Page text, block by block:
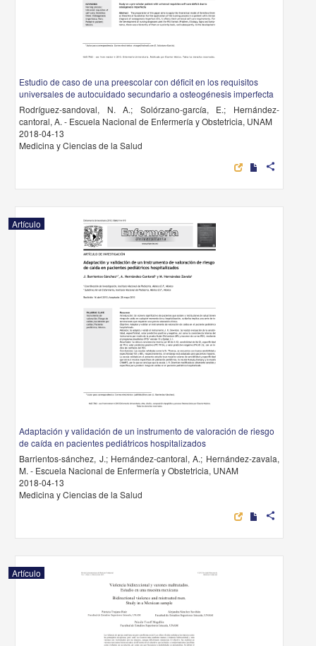
Estudio de caso de una preescolar con déficit en los requisitos
universales de autocuidado secundario a osteogénesis imperfecta
Rodríguez-sandoval, N. A.; Solórzano-garcía, E.; Hernández-
cantoral, A. - Escuela Nacional de Enfermería y Obstetricia, UNAM
2018-04-13
Medicina y Ciencias de la Salud
share
Artículo
Adaptación y validación de un instrumento de valoración de riesgo
de caída en pacientes pediátricos hospitalizados
Barrientos-sánchez, J.; Hernández-cantoral, A.; Hernández-zavala,
M. - Escuela Nacional de Enfermería y Obstetricia, UNAM
2018-04-13
Medicina y Ciencias de la Salud
share
Artículo